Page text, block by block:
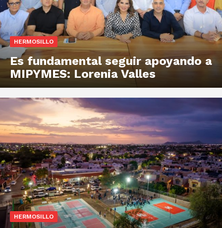
HERMOSILLO
Es fundamental seguir apoyando a
MIPYMES: Lorenia Valles
HERMOSILLO